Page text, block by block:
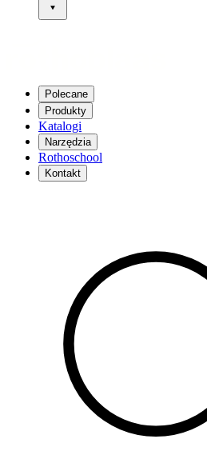
Polecane
Produkty
Katalogi
Narzędzia
Rothoschool
Kontakt